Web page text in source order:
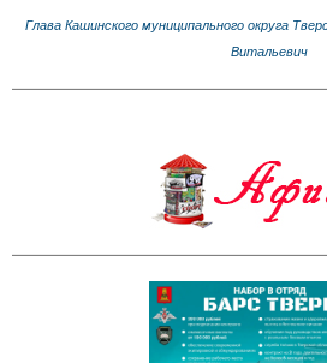
Глава Кашинского муниципального округа
Витальевич